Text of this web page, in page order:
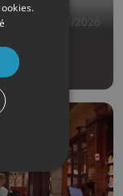
29/06/2026
pour
.